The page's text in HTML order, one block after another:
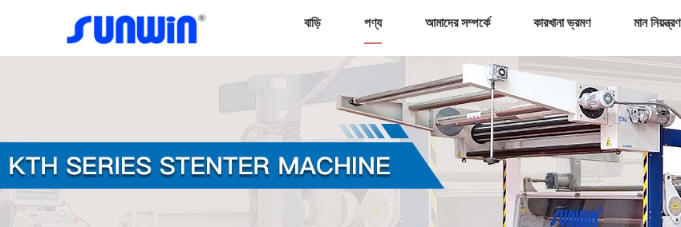
বাড়ি পণ্য আমাদের সম্পর্কে কারখানা ভ্রমণ মান নিয়ন্ত্রণ